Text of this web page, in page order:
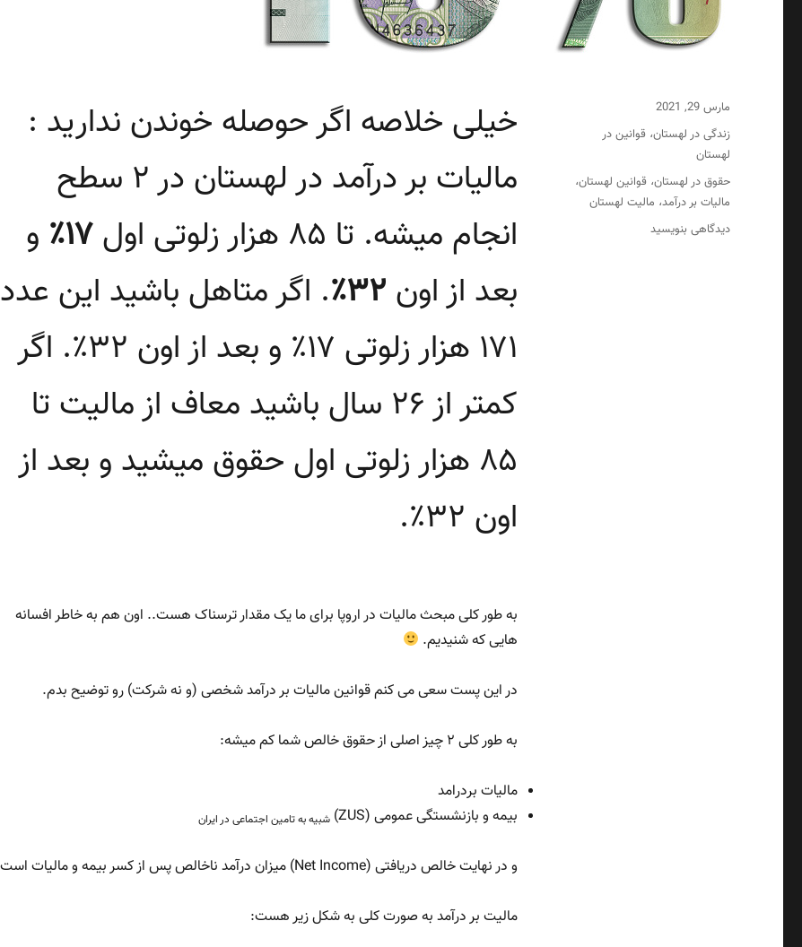
خیلی خلاصه اگر حوصله خوندن ندارید :
مالیات بر درآمد در لهستان در ۲ سطح
انجام میشه. تا ۸۵ هزار زلوتی اول
۱۷٪ و
بعد از اون ۳۲٪ . اگر متاهل باشید این عدد
۱۷۱ هزار زلوتی ۱۷٪ و بعد از اون ۳۲٪. اگر
کمتر از ۲۶ سال باشید معاف از مالیت تا
۸۵ هزار زلوتی اول حقوق میشید و بعد از
اون ۳۲٪.
به طور کلی مبحث مالیات در اروپا برای ما یک مقدار ترسناک هست.. اون هم به خاطر افسانه
هایی که شنیدیم.
در این پست سعی می کنم قوانین مالیات بر درآمد شخصی (و نه شرکت) رو توضیح بدم.
به طور کلی ۲ چیز اصلی از حقوق خالص شما کم میشه:
مالیات بردرامد
بیمه و بازنشستگی عمومی (ZUS)
شبیه به تامین اجتماعی در ایران
و در نهایت خالص دریافتی (Net Income) میزان درآمد ناخالص پس از کسر بیمه و مالیات است.
مالیت بر درآمد به صورت کلی به شکل زیر هست:
ارسال
در
مارس 29, 2021
دسته‌ها
زندگی در لهستان،قوانین در
لهستان
برچسب‌ها
حقوق در لهستان،قوانین لهستان،
مالیات بر درآمد، مالیت لهستان
برای
دیدگاهی بنویسید